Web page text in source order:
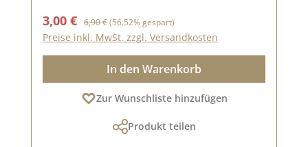
Verkaufspreis:
3,00 € Regulärer Preis:
6,90 €(56.52% gespart)
Preise inkl. MwSt. zzgl. Versandkosten
In den Warenkorb
Zur Wunschliste hinzufügen
Produkt teilen